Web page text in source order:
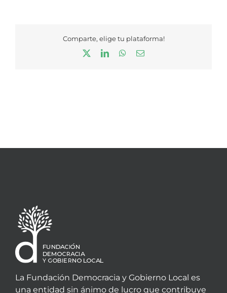
Comparte, elige tu plataforma!
LinkedInWhatsApp
Correo
La Fundación Democracia y Gobierno Local es
una entidad sin ánimo de lucro que contribuye